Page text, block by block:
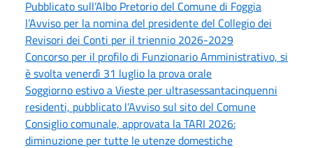
Pubblicato sull’Albo Pretorio del Comune di Foggia
l’Avviso per la nomina del presidente del Collegio dei
Revisori dei Conti per il triennio 2026-2029
Concorso per il profilo di Funzionario Amministrativo, si
è svolta venerdì 31 luglio la prova orale
Soggiorno estivo a Vieste per ultrasessantacinquenni
residenti, pubblicato l’Avviso sul sito del Comune
Consiglio comunale, approvata la TARI 2026:
diminuzione per tutte le utenze domestiche